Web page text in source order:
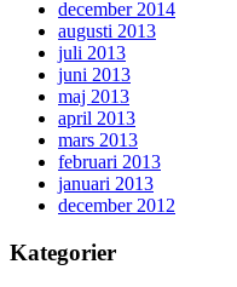
december 2014
augusti 2013
juli 2013
juni 2013
maj 2013
april 2013
mars 2013
februari 2013
januari 2013
december 2012
Kategorier